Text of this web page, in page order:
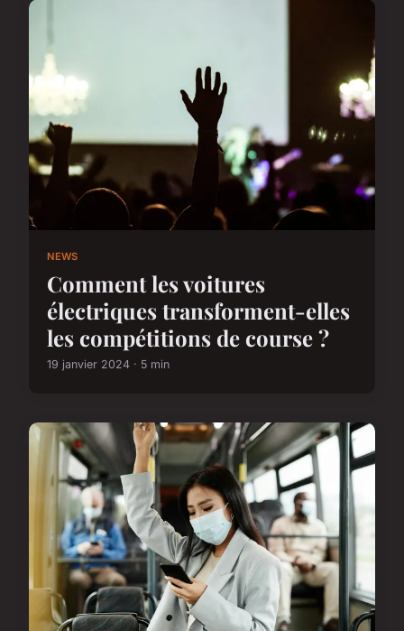
NEWS
Comment les voitures
électriques transforment-elles
les compétitions de course ?
19 janvier 2024 · 5 min